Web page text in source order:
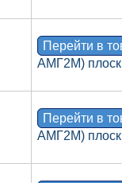
Перейти в
АМГ2М)
Перейти в
АМГ2М)